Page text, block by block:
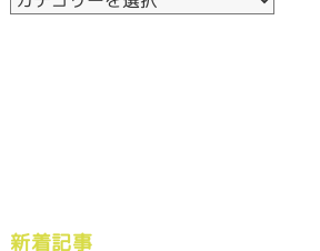
新着記事